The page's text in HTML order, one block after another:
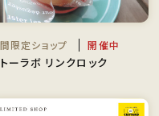
限定ショップ 開催中
ーラボ リンクロック